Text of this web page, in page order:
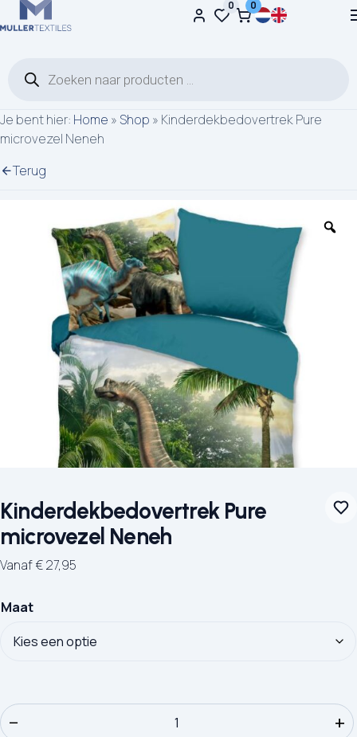
Ga naar de inhoud 0 0
Je bent hier: Home » Shop » Kinderdekbedovertrek Pure
microvezel Neneh
Terug
Kinderdekbedovertrek Pure
microvezel Neneh
Vanaf€27,95
Maat
Kinderdekbedovertrek Pure microvezel Neneh aantal
− +